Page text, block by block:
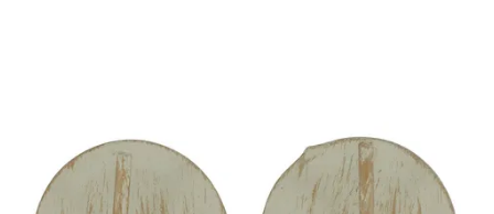
Meuble
Cuisine et art de la table